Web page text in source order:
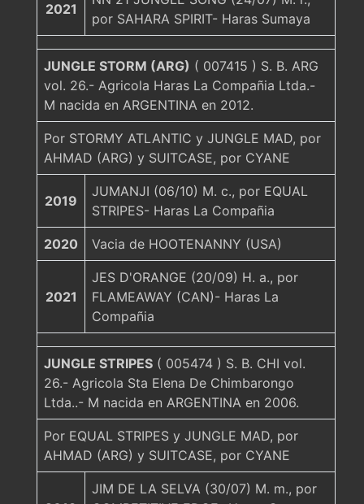
2021
por SAHARA SPIRIT- Haras Sumaya
JUNGLE STORM (ARG) ( 007415 ) S. B. ARG
vol. 26.- Agricola Haras La Compañia Ltda.-
M nacida en ARGENTINA en 2012.
Por STORMY ATLANTIC y JUNGLE MAD, por
AHMAD (ARG) y SUITCASE, por CYANE
2019
JUMANJI (06/10) M. c., por EQUAL
STRIPES- Haras La Compañia
2020 Vacia de HOOTENANNY (USA)
2021
JES D'ORANGE (20/09) H. a., por
FLAMEAWAY (CAN)- Haras La
Compañia
JUNGLE STRIPES ( 005474 ) S. B. CHI vol.
26.- Agricola Sta Elena De Chimbarongo
Ltda..- M nacida en ARGENTINA en 2006.
Por EQUAL STRIPES y JUNGLE MAD, por
AHMAD (ARG) y SUITCASE, por CYANE
JIM DE LA SELVA (30/07) M. m., por